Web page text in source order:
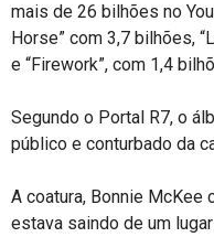
mais de 26 bilhões no
Horse” com 3,7 bilhões,
e “Firework”, com 1,4
Segundo o Portal R7, o
público e conturbado da
A coatura, Bonnie McKee
estava saindo de um